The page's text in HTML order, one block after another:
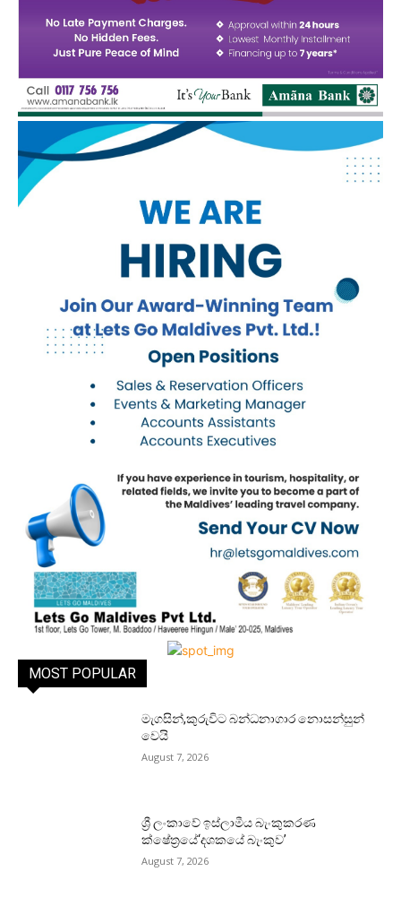
MOST POPULAR
මැගසින්,කුරුවිට බන්ධනාගාර නොසන්සුන්
වෙයි
August 7, 2026
ශ්‍රී ලංකාවේ ඉස්ලාමීය බැංකුකරණ
ක්ෂේත්‍රයේ‘දශකයේ බැංකුව’
August 7, 2026